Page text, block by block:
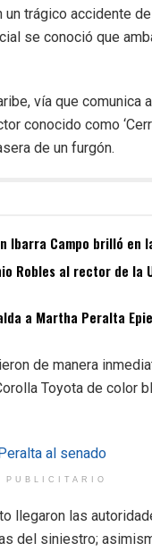
trágico accidente
se conoció que
vía que comunica
conocido como
de un furgón.
Ibarra Campo brilló en
al rector de la
a Martha Peralta
de manera
Toyota de color
PUBLICITARIO
llegaron las
del siniestro;